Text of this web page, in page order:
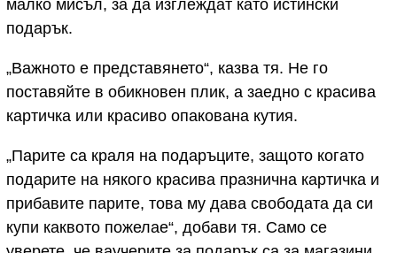
малко мисъл, за да изглеждат като истински
подарък.
„Важното е представянето“, казва тя. Не го
поставяйте в обикновен плик, а заедно с красива
картичка или красиво опакована кутия.
„Парите са краля на подаръците, защото когато
подарите на някого красива празнична картичка и
прибавите парите, това му дава свободата да си
купи каквото пожелае“, добави тя. Само се